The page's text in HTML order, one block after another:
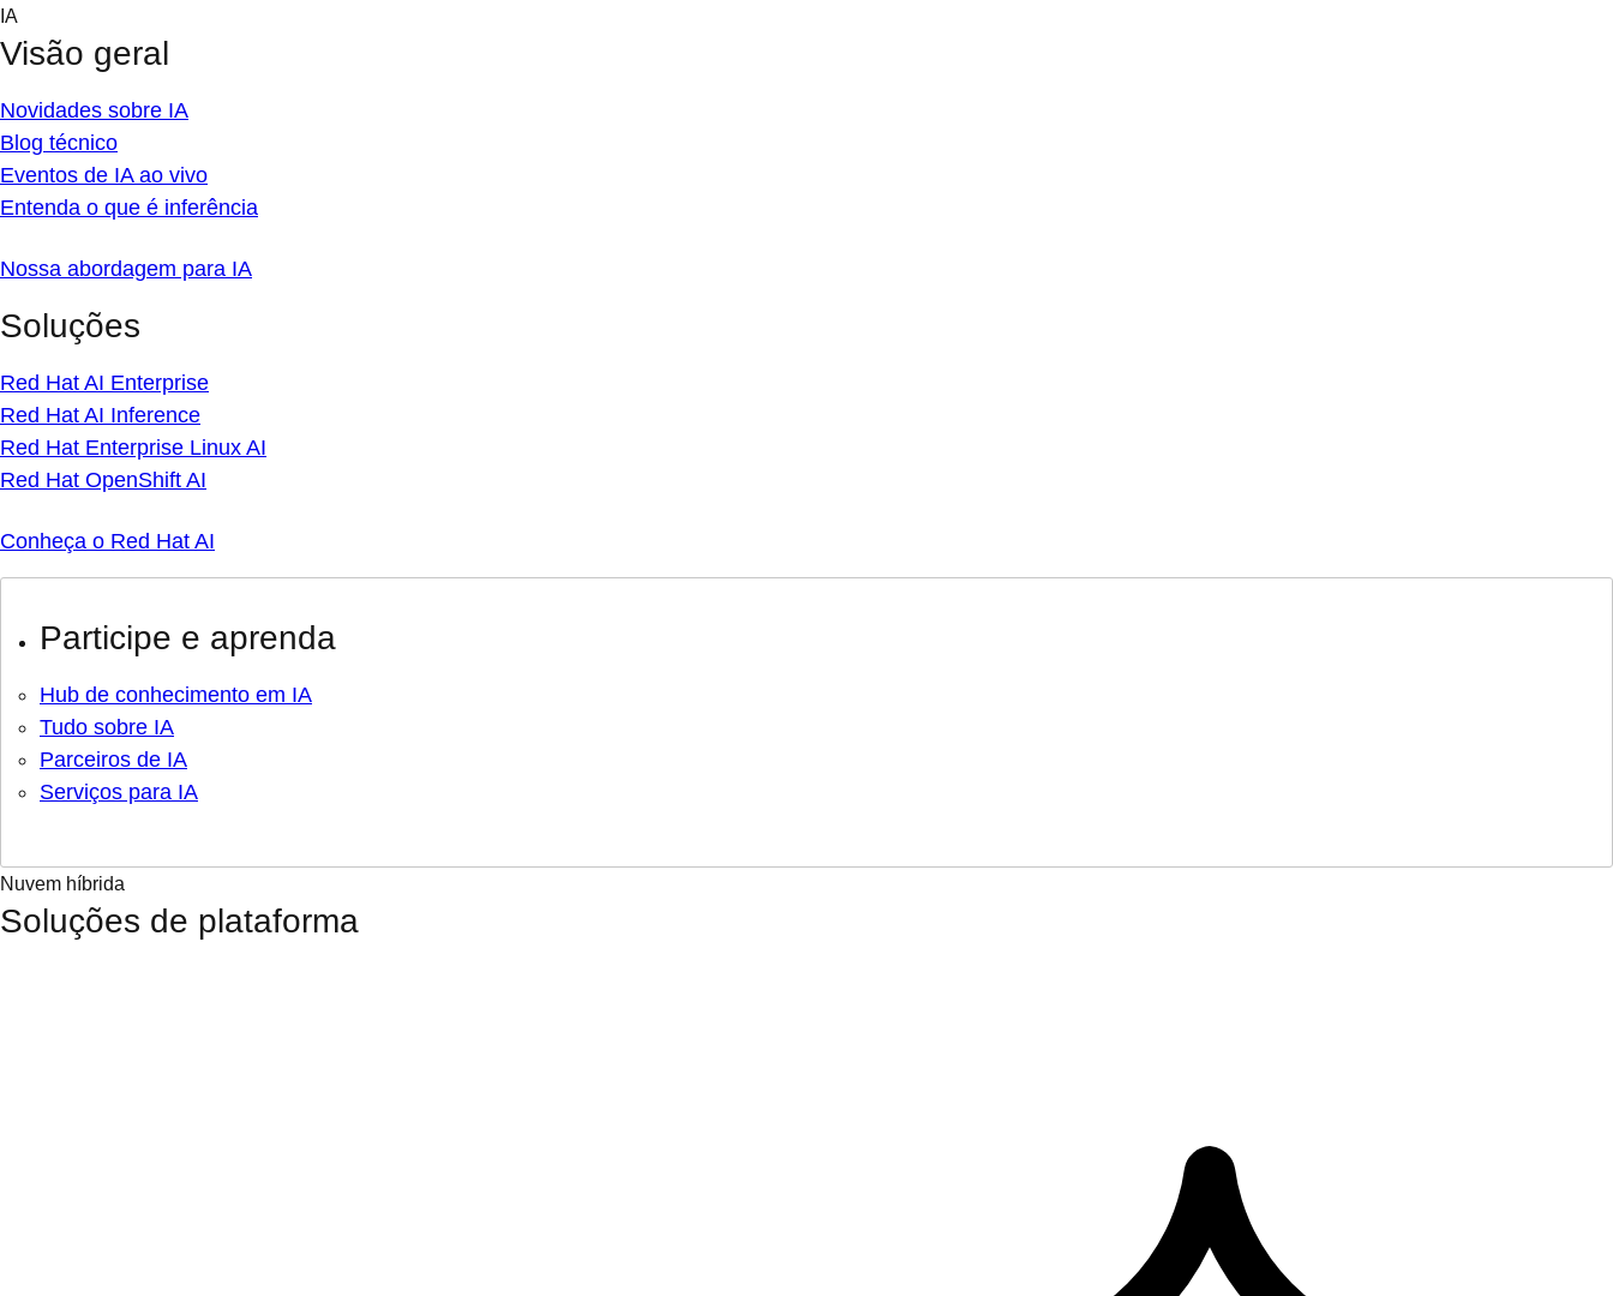
Skip
content
IA
Visão geral
Novidades sobre IA
Blog técnico
Eventos de IA ao vivo
Entenda o que é inferência
Nossa abordagem para IA
Soluções
Red Hat AI Enterprise
Red Hat AI Inference
Red Hat Enterprise Linux AI
Red Hat OpenShift AI
Conheça o Red Hat AI
Participe e aprenda
Hub de conhecimento em IA
Tudo sobre IA
Parceiros de IA
Serviços para IA
Nuvem híbrida
Soluções de plataforma